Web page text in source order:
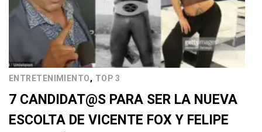
ENTRETENIMIENTO, TOP 3
7 CANDIDAT@S PARA SER LA NUEVA
ESCOLTA DE VICENTE FOX Y FELIPE